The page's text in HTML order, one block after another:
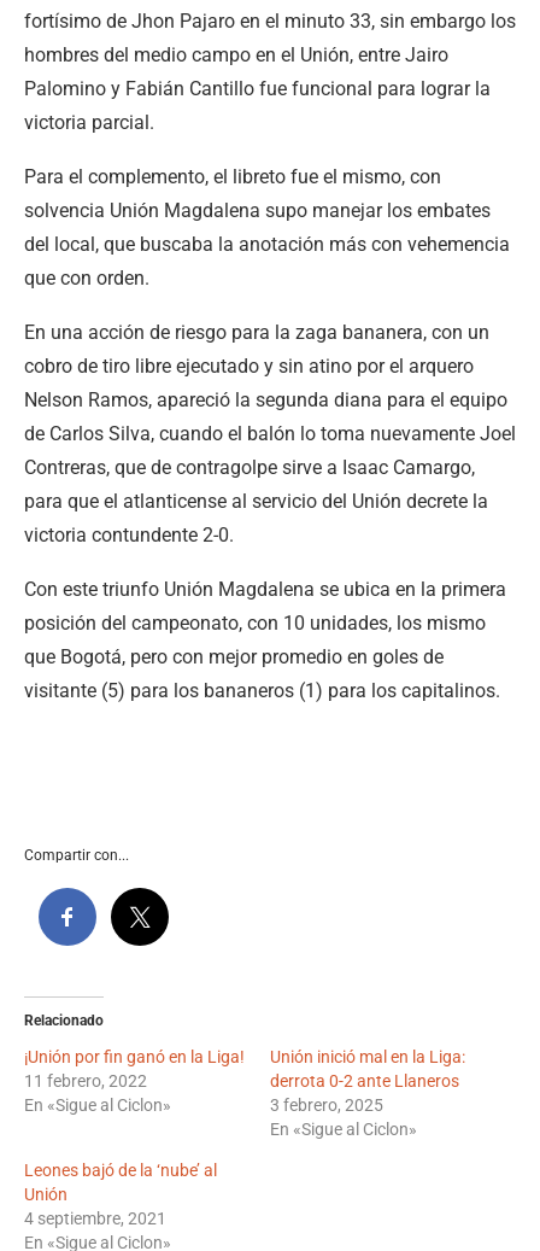
fortísimo de Jhon Pajaro en el minuto 33, sin embargo los
hombres del medio campo en el Unión, entre Jairo
Palomino y Fabián Cantillo fue funcional para lograr la
victoria parcial.
Para el complemento, el libreto fue el mismo, con
solvencia Unión Magdalena supo manejar los embates
del local, que buscaba la anotación más con vehemencia
que con orden.
En una acción de riesgo para la zaga bananera, con un
cobro de tiro libre ejecutado y sin atino por el arquero
Nelson Ramos, apareció la segunda diana para el equipo
de Carlos Silva, cuando el balón lo toma nuevamente Joel
Contreras, que de contragolpe sirve a Isaac Camargo,
para que el atlanticense al servicio del Unión decrete la
victoria contundente 2-0.
Con este triunfo Unión Magdalena se ubica en la primera
posición del campeonato, con 10 unidades, los mismo
que Bogotá, pero con mejor promedio en goles de
visitante (5) para los bananeros (1) para los capitalinos.
Compartir con...
Relacionado
¡Unión por fin ganó en la Liga!
11 febrero, 2022
En «Sigue al Ciclon»
Unión inició mal en la Liga:
derrota 0-2 ante Llaneros
3 febrero, 2025
En «Sigue al Ciclon»
Leones bajó de la ‘nube’ al
Unión
4 septiembre, 2021
En «Sigue al Ciclon»